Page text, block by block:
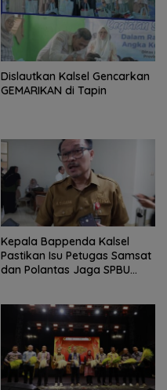
Dislautkan Kalsel Gencarkan
GEMARIKAN di Tapin
Kepala Bappenda Kalsel
Pastikan Isu Petugas Samsat
dan Polantas Jaga SPBU